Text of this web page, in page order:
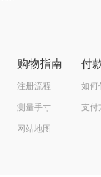
购物指南
注册流程
测量手寸
网站地图
付
如何
支付